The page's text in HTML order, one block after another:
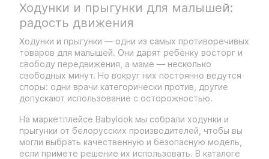
Ходунки и прыгунки для малышей:
радость движения
Ходунки и прыгунки — одни из самых противоречивых
товаров для малышей. Они дарят ребёнку восторг и
свободу передвижения, а маме — несколько
свободных минут. Но вокруг них постоянно ведутся
споры: одни врачи категорически против, другие
допускают использование с осторожностью.
На маркетплейсе Babylook мы собрали ходунки и
прыгунки от белорусских производителей, чтобы вы
могли выбрать качественную и безопасную модель,
если примете решение их использовать. В каталоге